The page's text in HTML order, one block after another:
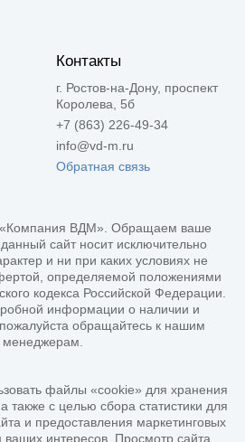
Контакты
г. Ростов-на-Дону, проспект
Королева, 5б
+7 (863) 226-49-34
info@vd-m.ru
Обратная связь
«Компания ВДМ». Обращаем ваше
сайт носит исключительно
и ни при каких условиях не
определяемой положениями
кодекса Российской Федерации.
информации о наличии и
обращайтесь к нашим
менеджерам.
файлы «cookie» для хранения
также с целью сбора статистики для
и предоставления маркетинговых
ваших интересов. Просмотр сайта